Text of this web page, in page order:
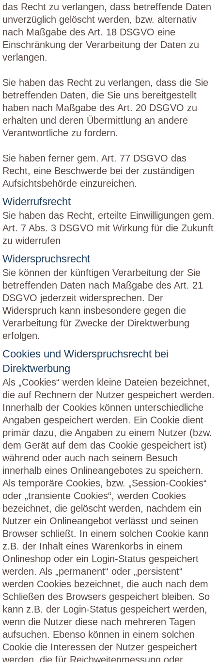
das Recht zu verlangen, dass betreffende Daten
unverzüglich gelöscht werden, bzw. alternativ
nach Maßgabe des Art. 18 DSGVO eine
Einschränkung der Verarbeitung der Daten zu
verlangen.
Sie haben das Recht zu verlangen, dass die Sie
betreffenden Daten, die Sie uns bereitgestellt
haben nach Maßgabe des Art. 20 DSGVO zu
erhalten und deren Übermittlung an andere
Verantwortliche zu fordern.
Sie haben ferner gem. Art. 77 DSGVO das
Recht, eine Beschwerde bei der zuständigen
Aufsichtsbehörde einzureichen.
Widerrufsrecht
Sie haben das Recht, erteilte Einwilligungen gem.
Art. 7 Abs. 3 DSGVO mit Wirkung für die Zukunft
zu widerrufen
Widerspruchsrecht
Sie können der künftigen Verarbeitung der Sie
betreffenden Daten nach Maßgabe des Art. 21
DSGVO jederzeit widersprechen. Der
Widerspruch kann insbesondere gegen die
Verarbeitung für Zwecke der Direktwerbung
erfolgen.
Cookies und Widerspruchsrecht bei
Direktwerbung
Als „Cookies“ werden kleine Dateien bezeichnet,
die auf Rechnern der Nutzer gespeichert werden.
Innerhalb der Cookies können unterschiedliche
Angaben gespeichert werden. Ein Cookie dient
primär dazu, die Angaben zu einem Nutzer (bzw.
dem Gerät auf dem das Cookie gespeichert ist)
während oder auch nach seinem Besuch
innerhalb eines Onlineangebotes zu speichern.
Als temporäre Cookies, bzw. „Session-Cookies“
oder „transiente Cookies“, werden Cookies
bezeichnet, die gelöscht werden, nachdem ein
Nutzer ein Onlineangebot verlässt und seinen
Browser schließt. In einem solchen Cookie kann
z.B. der Inhalt eines Warenkorbs in einem
Onlineshop oder ein Login-Status gespeichert
werden. Als „permanent“ oder „persistent“
werden Cookies bezeichnet, die auch nach dem
Schließen des Browsers gespeichert bleiben. So
kann z.B. der Login-Status gespeichert werden,
wenn die Nutzer diese nach mehreren Tagen
aufsuchen. Ebenso können in einem solchen
Cookie die Interessen der Nutzer gespeichert
werden, die für Reichweitenmessung oder